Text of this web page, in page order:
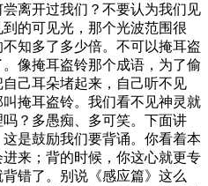
离开过我们？不要认为我们见
的可见光，那个光波范围很
知多了多少倍。不可以掩耳盗
像掩耳盗铃那个成语，为了偷
己耳朵堵起来，自己听不见
掩耳盗铃。我们看不见神灵就
？多愚痴、多可笑。下面讲
这是鼓励我们要背诵。你看着本
来；背的时候，你这心就更专
错了。别说《感应篇》这么